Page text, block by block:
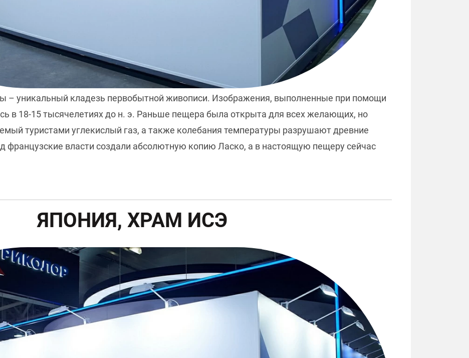
– уникальный кладезь первобытной живописи. Изображения, выполненные при помощи
в 18-15 тысячелетиях до н. э. Раньше пещера была открыта для всех желающих, но
туристами углекислый газ, а также колебания температуры разрушают древние
французские власти создали абсолютную копию Ласко, а в настоящую пещеру сейчас
ЯПОНИЯ, ХРАМ ИСЭ